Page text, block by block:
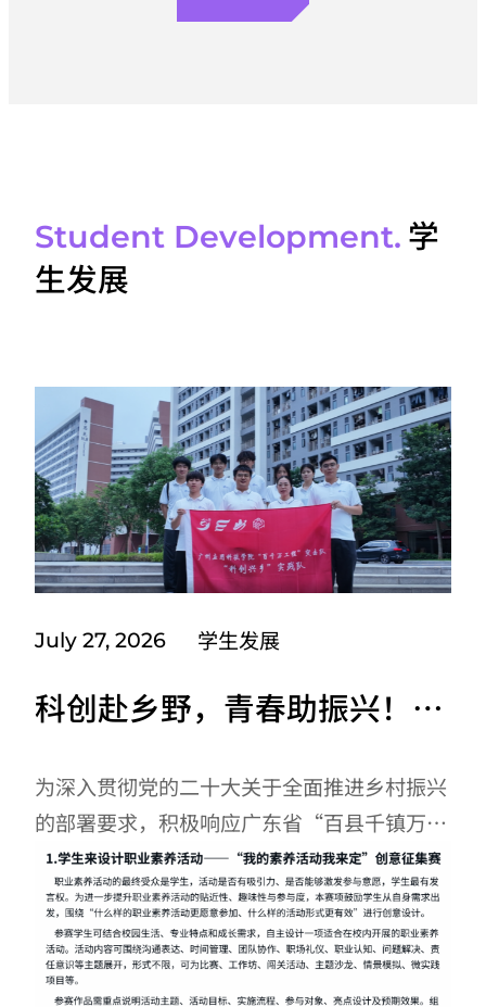
Student Development. 学
生发展
July 27, 2026 学生发展
科创赴乡野，青春助振兴！广
突击队整装出征
为深入贯彻党的二十大关于全面推进乡村振兴
的部署要求，积极响应广东省“百县千镇万村
高质量发展工程”与数字乡村建设工作部署，
引导青年学子以专业科创力量扎根基层、服务
社会、锤炼本领。近日，广州应用科技学院计
算机学院“科创兴乡”突击队有序完成需求分